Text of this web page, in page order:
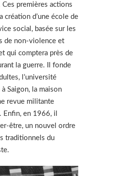
Ces premières actions
création d’une école de
social, basée sur les
de non-violence et
qui comptera près de
la guerre. Il fonde
l’université
Saigon, la maison
revue militante
Enfin, en 1966, il
être, un nouvel ordre
traditionnels du